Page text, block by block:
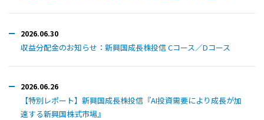
2026.06.30
収益分配金のお知らせ：新興国成長株投信 Cコース／Dコース
2026.06.26
【特別レポート】新興国成長株投信『AI投資需要により成長が加
速する新興国株式市場』